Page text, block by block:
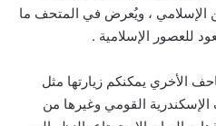
الإسلامي ، ويُعرض في المتحف ما
الأخري يمكنكم زيارتها مثل
القومي وغيرها من